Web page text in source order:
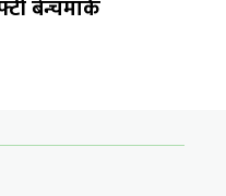
बेन्चमार्क